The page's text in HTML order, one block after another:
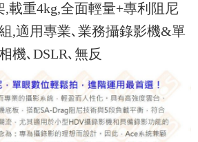
載重4kg,全面輕量+專利阻尼
,適用專業､業務攝錄影機&單
機､DSLR､無反